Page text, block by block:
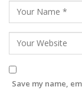
Save my name,